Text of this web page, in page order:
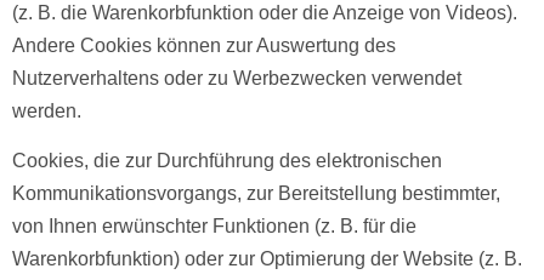
(z. B. die Warenkorbfunktion oder die Anzeige von Videos).
Andere Cookies können zur Auswertung des
Nutzerverhaltens oder zu Werbezwecken verwendet
werden.
Cookies, die zur Durchführung des elektronischen
Kommunikationsvorgangs, zur Bereitstellung bestimmter,
von Ihnen erwünschter Funktionen (z. B. für die
Warenkorbfunktion) oder zur Optimierung der Website (z. B.